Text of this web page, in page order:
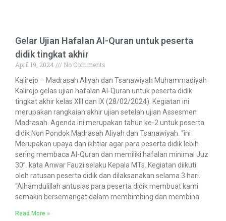
Gelar Ujian Hafalan Al-Quran untuk peserta
didik tingkat akhir
April 19, 2024
No Comments
Kalirejo – Madrasah Aliyah dan Tsanawiyah Muhammadiyah
Kalirejo gelas ujian hafalan Al-Quran untuk peserta didik
tingkat akhir kelas XIII dan IX (28/02/2024). Kegiatan ini
merupakan rangkaian akhir ujian setelah ujian Assesmen
Madrasah. Agenda ini merupakan tahun ke-2 untuk peserta
didik Non Pondok Madrasah Aliyah dan Tsanawiyah. “ini
Merupakan upaya dan ikhtiar agar para peserta didik lebih
sering membaca Al-Quran dan memiliki hafalan minimal Juz
30”. kata Anwar Fauzi selaku Kepala MTs. Kegiatan diikuti
oleh ratusan peserta didik dan dilaksanakan selama 3 hari.
“Alhamdulillah antusias para peserta didik membuat kami
semakin bersemangat dalam membimbing dan membina
Read More »